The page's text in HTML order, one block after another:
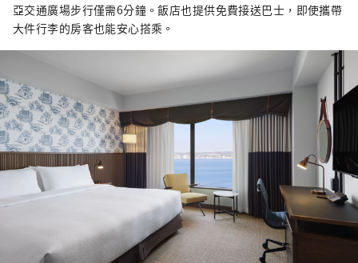
亞交通廣場步行僅需6分鐘。飯店也提供免費接送巴士，即使攜帶
大件行李的房客也能安心搭乘。